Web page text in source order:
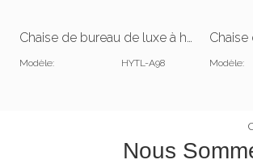
Chaise de bureau de luxe à hauteur réglable
Modèle: HYTL-A98 Modèle:
Nous